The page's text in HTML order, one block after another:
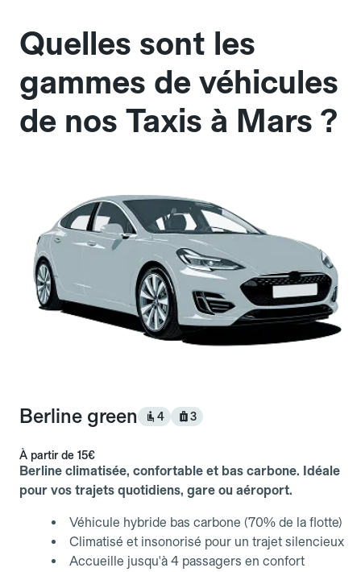
Quelles sont les
gammes de véhicules
de nos Taxis à Mars ?
Berline green 4 3
À partir de 15€
Berline climatisée, confortable et bas carbone. Idéale
pour vos trajets quotidiens, gare ou aéroport.
Véhicule hybride bas carbone (70% de la flotte)
Climatisé et insonorisé pour un trajet silencieux
Accueille jusqu'à 4 passagers en confort